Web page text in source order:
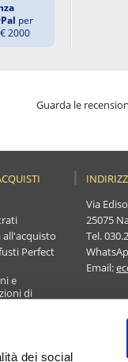
dei social
per
2000
Guarda le
all'acquisto
Perfect
e
di
Via
25075
Tel.
Email: